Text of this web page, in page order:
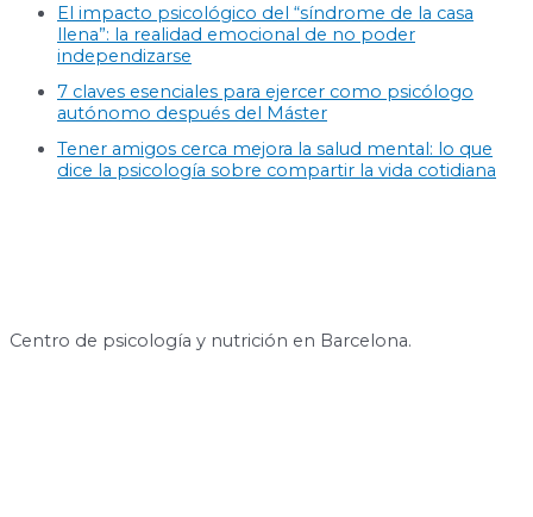
El impacto psicológico del “síndrome de la casa
llena”: la realidad emocional de no poder
independizarse
7 claves esenciales para ejercer como psicólogo
autónomo después del Máster
Tener amigos cerca mejora la salud mental: lo que
dice la psicología sobre compartir la vida cotidiana
Centro de psicología y nutrición en Barcelona.